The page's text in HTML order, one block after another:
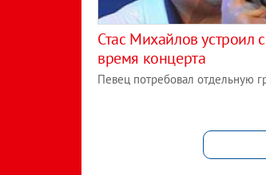
Стас Михайлов устроил
время концерта
Певец потребовал отдельную